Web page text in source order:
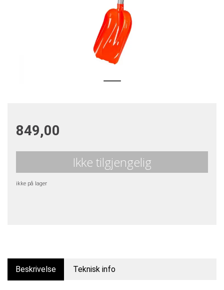
849,00
Ikke tilgjengelig
ikke på lager
Beskrivelse Teknisk info